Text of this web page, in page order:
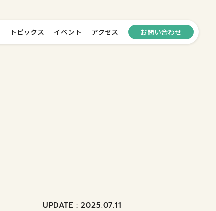
トピックス イベント アクセス お問い合わせ
UPDATE : 2025.07.11